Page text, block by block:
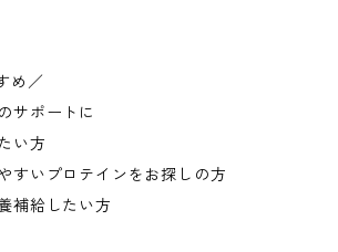
め／
サポートに
い方
すいプロテインをお探しの方
補給したい方